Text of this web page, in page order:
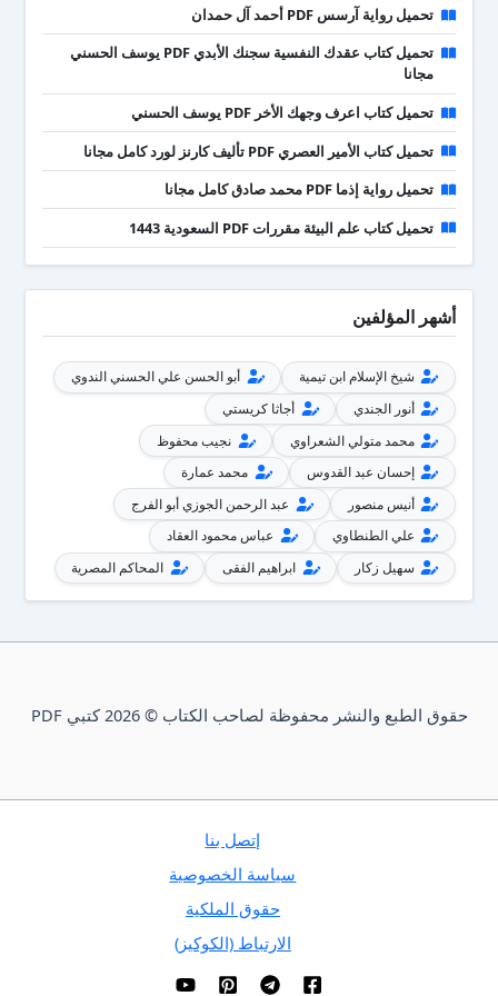
تحميل رواية آرسس PDF أحمد آل حمدان
تحميل كتاب عقدك النفسية سجنك الأبدي PDF يوسف الحسني
مجانا
تحميل كتاب اعرف وجهك الأخر PDF يوسف الحسني
تحميل كتاب الأمير العصري PDF تأليف كارنز لورد كامل مجانا
تحميل رواية إذما PDF محمد صادق كامل مجانا
تحميل كتاب علم البيئة مقررات PDF السعودية 1443
أشهر المؤلفين
شيخ الإسلام ابن تيمية
أبو الحسن علي الحسني الندوي
أنور الجندي
أجاثا كريستي
محمد متولي الشعراوي
نجيب محفوظ
إحسان عبد القدوس
محمد عمارة
أنيس منصور
عبد الرحمن الجوزي أبو الفرج
علي الطنطاوي
عباس محمود العقاد
سهيل زكار
ابراهيم الفقى المحاكم المصرية
حقوق الطبع والنشر محفوظة لصاحب الكتاب © 2026 كتبي PDF
إتصل بنا
سياسة الخصوصية
حقوق الملكية
الارتباط (الكوكيز)